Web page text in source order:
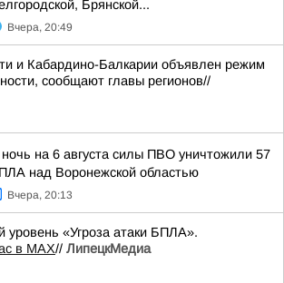
Брянской...
Вчера, 20:49
и Кабардино-Балкарии объявлен режим
сообщают главы регионов//
на 6 августа силы ПВО уничтожили 57
над Воронежской областью
Вчера, 20:13
уровень «Угроза атаки БПЛА».
в МАХ// ЛипецкМедиа